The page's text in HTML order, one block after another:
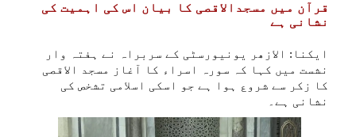
قرآن میں مسجدالاقصی کا بیان اس کی اہمیت کی
نشانی ہے
ایکنا: الازھر یونیورسٹی کے سربراہ نے ہفتہ وار
نشست میں کہا کہ سورہ اسراء کا آغاز مسجد الاقصی
کا زکر سے شروع ہوا ہے جو اسکی اسلامی تشخص کی
نشانی ہے۔